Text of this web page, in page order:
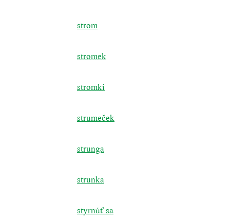
strom
stromek
stromki
strumeček
strunga
strunka
styrnúť sa